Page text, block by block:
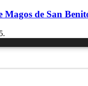
Magos de San